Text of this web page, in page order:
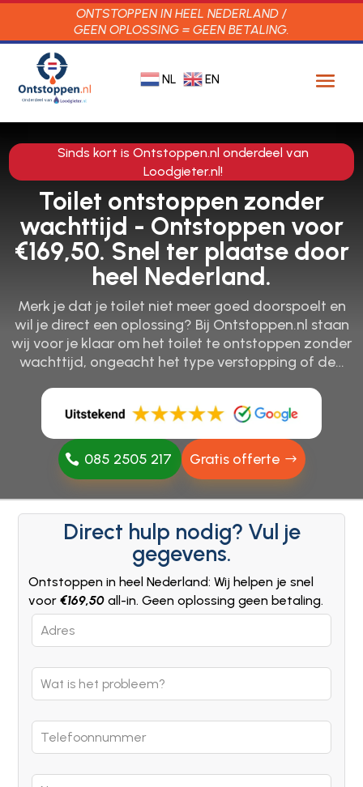
ONTSTOPPEN IN HEEL NEDERLAND /
GEEN OPLOSSING = GEEN BETALING.
NL EN
Sinds kort is Ontstoppen.nl onderdeel van
Loodgieter.nl!
Toilet ontstoppen zonder
wachttijd - Ontstoppen voor
€169,50. Snel ter plaatse door
heel Nederland.
Merk je dat je toilet niet meer goed doorspoelt en
wil je direct een oplossing? Bij Ontstoppen.​nl staan
wij voor je klaar om het toilet te ontstoppen zonder
wachttijd, ongeacht het type verstopping of de…
085 2505 217 Gratis offerte
Direct hulp nodig? Vul je
gegevens.
Ontstoppen in heel Nederland: Wij helpen je snel
voor€169,50 all-in. Geen oplossing geen betaling.
Leave
this
blank